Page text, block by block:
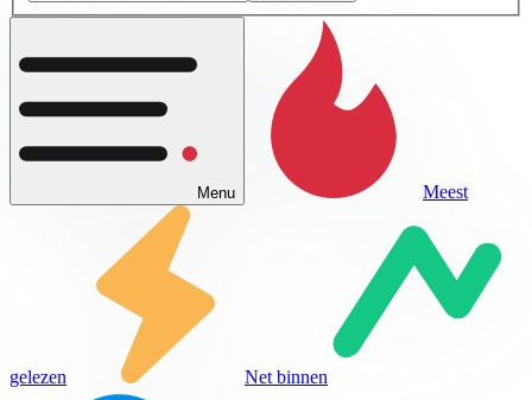
Menu Meest
gelezen Net binnen